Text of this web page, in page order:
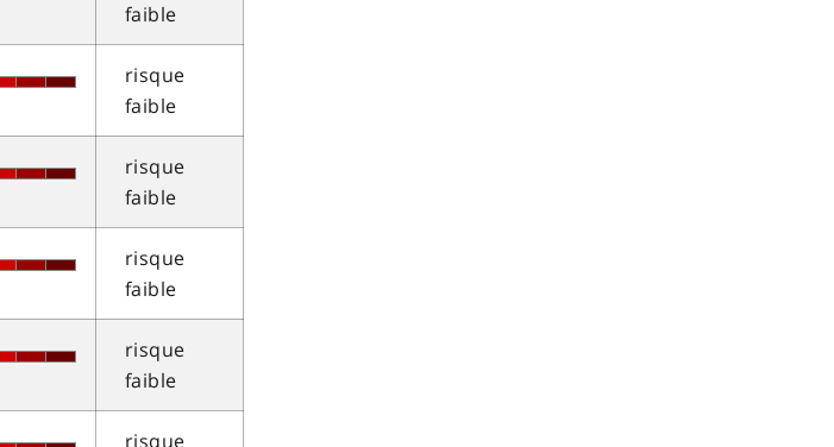
faible
risque
faible
risque
faible
risque
faible
risque
faible
risque